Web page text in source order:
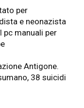
per
e neonazista
pc manuali per
Antigone.
38 suicidi